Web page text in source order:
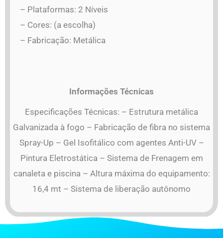
– Plataformas: 2 Níveis
– Cores: (a escolha)
– Fabricação: Metálica
Informações Técnicas
Especificações Técnicas: – Estrutura metálica
Galvanizada à fogo – Fabricação de fibra no sistema
Spray-Up – Gel Isofitálico com agentes Anti-UV –
Pintura Eletrostática – Sistema de Frenagem em
canaleta e piscina – Altura máxima do equipamento:
16,4 mt – Sistema de liberação autônomo